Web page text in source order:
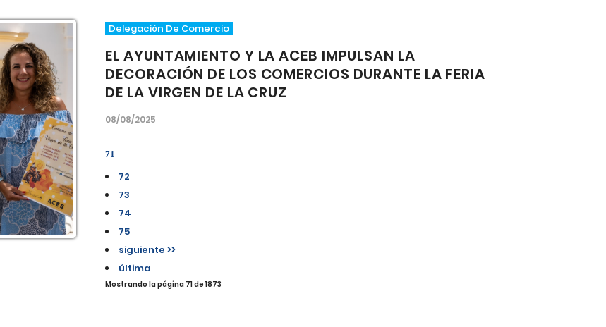
Delegación De Comercio
EL AYUNTAMIENTO Y LA ACEB IMPULSAN LA
DECORACIÓN DE LOS COMERCIOS DURANTE LA FERIA
DE LA VIRGEN DE LA CRUZ
08/08/2025
71
72
73
74
75
siguiente >>
última
Mostrando la página 71 de 1873